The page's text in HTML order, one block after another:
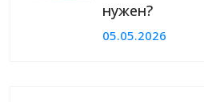
нужен?
05.05.2026